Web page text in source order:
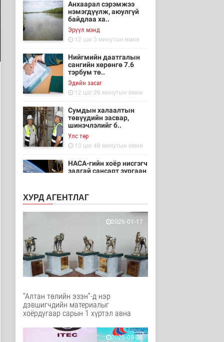
Анхаарал сэрэмжээ
нэмэгдүүлж, аюулгүй
байдлаа ха..
Эрүүл мэнд
12 цаг 3 минутын өмнө
Нийгмийн даатгалын
сангийн хөрөнгө 7.6
тэрбум тө..
Эдийн засаг
12 цаг 26 минутын өмнө
Сумдын халаалтын
төвүүдийн засвар,
шинэчлэлийг б..
Улс төр
13 цаг 48 минутын өмнө
НАСА-гийн хоёр нисгэгч
задгай сансарт зургаан
13 цаг 3 минутын өмнө
хамгаалахын тулд
Канадын иргэд мод бэ..
Дэлхийд
13 цаг 10 минутын өмнө
ЦАГ АГААР:
Улаанбаатарт шөнөдөө
Байгаль орчин
14 цаг 30 минутын өмнө
зөрчлийг E-Mongolia
системээр да..
ХУРД АГЕНТЛАГ
2026-01-17
“Алтан төлийн эзэн”-д нэр
дэвшигчдийн материалыг
хоёрдугаар сарын 1 хүртэл авна
2025-09-26